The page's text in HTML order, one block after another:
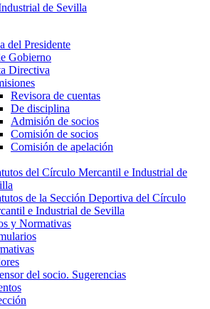
del Presidente
Gobierno
Directiva
Revisora de cuentas
De disciplina
Admisión de socios
Comisión de socios
Comisión de apelación
del Círculo Mercantil e Industrial de
de la Sección Deportiva del Círculo
e Industrial de Sevilla
y Normativas
del socio. Sugerencias